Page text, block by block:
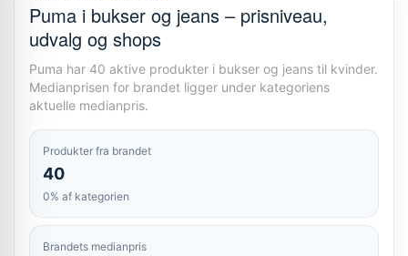
Puma i bukser og jeans – prisniveau,
udvalg og shops
Puma har 40 aktive produkter i bukser og jeans til kvinder.
Medianprisen for brandet ligger under kategoriens
aktuelle medianpris.
Produkter fra brandet
40
0% af kategorien
Brandets medianpris